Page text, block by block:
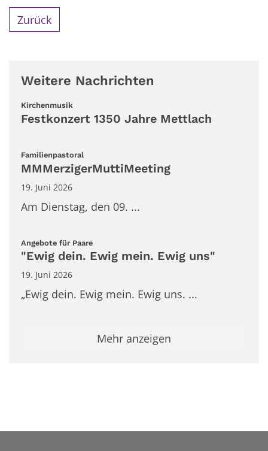
Zurück
Weitere Nachrichten
Kirchenmusik
Festkonzert 1350 Jahre Mettlach
Familienpastoral
MMMerzigerMuttiMeeting
19. Juni 2026
Am Dienstag, den 09. ...
Angebote für Paare:
"Ewig dein. Ewig mein. Ewig uns"
19. Juni 2026
„Ewig dein. Ewig mein. Ewig uns. ...
Mehr anzeigen